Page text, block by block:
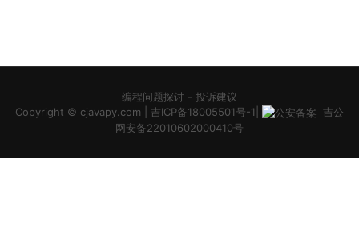
编程问题探讨 - 投诉建议
Copyright © cjavapy.com 吉ICP备18005501号-1
吉公
网安备22010602000410号